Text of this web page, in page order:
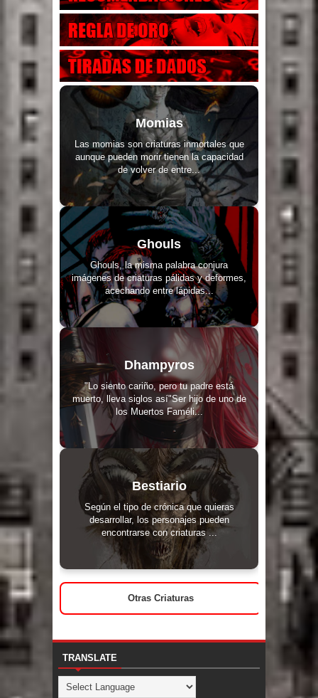
Momias
Las momias son criaturas inmortales que
aunque pueden morir tienen la capacidad
de volver de entre...
Ghouls
Ghouls, la misma palabra conjura
imágenes de criaturas pálidas y deformes,
acechando entre lápidas...
Dhampyros
"Lo siento cariño, pero tu padre está
muerto, lleva siglos así"Ser hijo de uno de
los Muertos Faméli...
Bestiario
Según el tipo de crónica que quieras
desarrollar, los personajes pueden
encontrarse con criaturas ...
Otras Criaturas
TRANSLATE